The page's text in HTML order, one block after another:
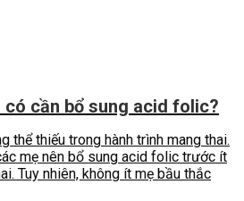
có cần bổ sung acid folic?
thể thiếu trong hành trình mang thai.
mẹ nên bổ sung acid folic trước ít
Tuy nhiên, không ít mẹ bầu thắc